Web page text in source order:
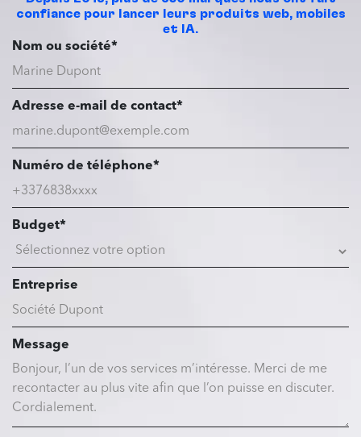
confiance pour lancer leurs produits web, mobiles
et IA.
Nom ou société*
Adresse e-mail de contact*
Numéro de téléphone*
Budget*
Entreprise
Message